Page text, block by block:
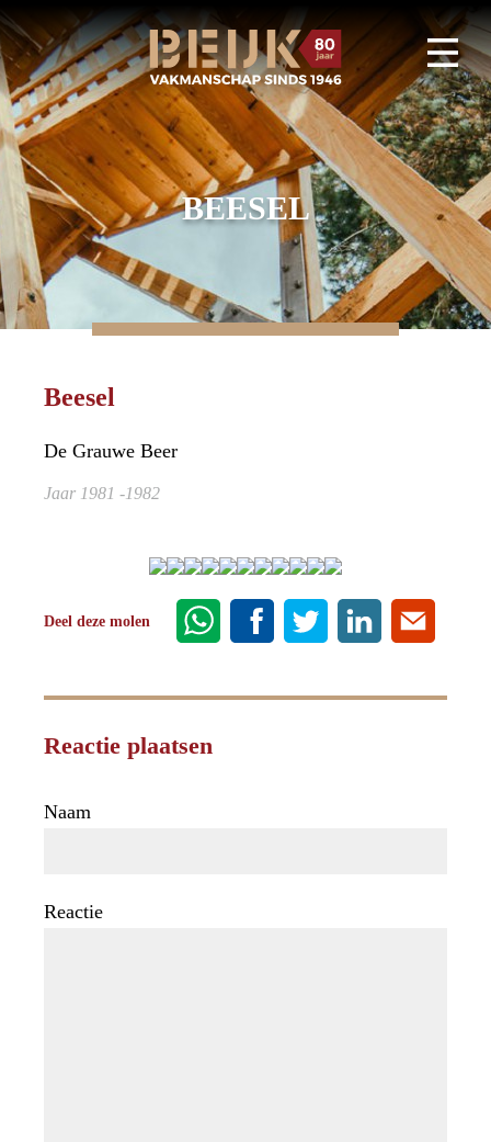
BEESEL
Beesel
De Grauwe Beer
Jaar 1981 -1982
Deel deze molen
Reactie plaatsen
Naam
Reactie